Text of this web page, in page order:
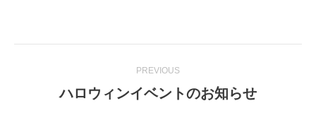
navigation
PREVIOUS
Previous
ハロウィンイベントのお知らせ